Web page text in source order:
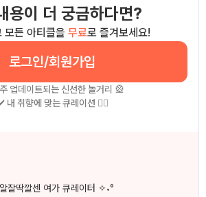
용이 더 궁금하다면?
모든 아티클을 무료로 즐겨보세요!
로그인/회원가입
업데이트되는 신선한 놀거리 🎡
내 취향에 맞는 큐레이션 🧚‍♀
잘딱깔센 여가 큐레이터 ✧˖°